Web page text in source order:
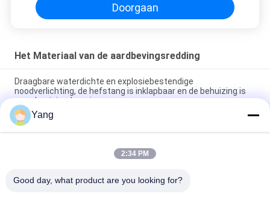
Doorgaan
Het Materiaal van de aardbevingsredding
Draagbare waterdichte en explosiebestendige
noodverlichting, de hefstang is inklapbaar en de behuizing is
van aluminiumlegering.
Reddingsbeugel slijtvastheid, verouderingsvastheid, makkelijk
vouwen en lange levensduur
Levensreddende ladder kan buiten worden gebruikt, bestand
Yang
2:34 PM
Good day, what product are you looking for?